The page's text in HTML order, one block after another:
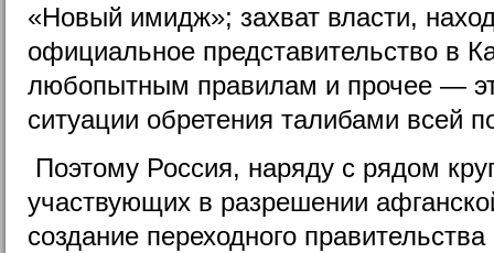
«Новый имидж»; захват власти,
официальное представительство в
любопытным правилам и прочее —
ситуации обретения талибами всей
Поэтому Россия, наряду с рядом
участвующих в разрешении
создание переходного